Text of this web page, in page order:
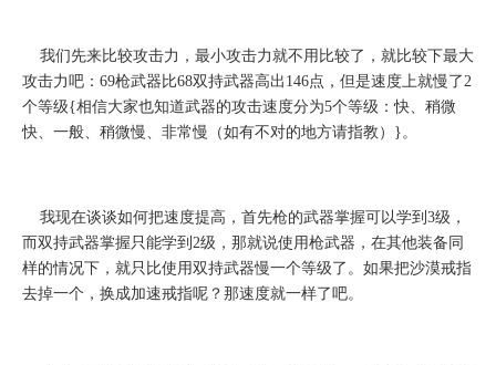
我们先来比较攻击力，最小攻击力就不用比较了，就比较下最大
攻击力吧： 69枪武器比68双持武器高出 146点，但是速度上就慢了 2
个等级{相信大家也知道武器的攻击速度分为5个等级：快、稍微
快、一般、稍微慢、非常慢（如有不对的地方请指教） } 。
我现在谈谈如何把速度提高，首先枪的武器掌握可以学到 3级，
而双持武器掌握只能学到 2级，那就说使用枪武器，在其他装备同
样的情况下，就只比使用双持武器慢一个等级了。如果把沙漠戒指
去掉一个，换成加速戒指呢？那速度就一样了吧。